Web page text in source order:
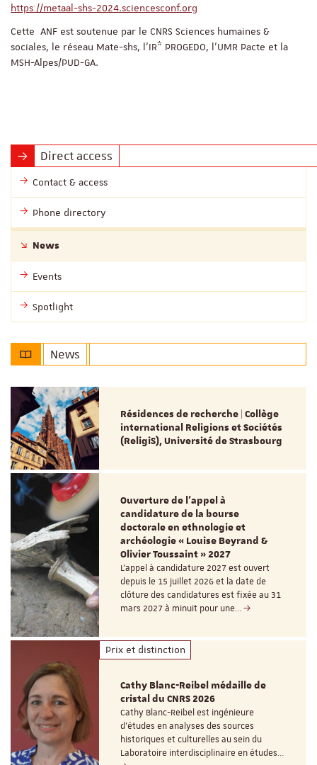
https://metaal-shs-2024.sciencesconf.org
Cette ANF est soutenue par le CNRS Sciences humaines &
sociales, le réseau Mate-shs, l’IR* PROGEDO, l’UMR Pacte et la
MSH-Alpes/PUD-GA.
Direct access
Contact & access
Phone directory
News
Events
Spotlight
News
Résidences de recherche | Collège
international Religions et Sociétés
(ReligiS), Université de Strasbourg
Ouverture de l'appel à
candidature de la bourse
doctorale en ethnologie et
archéologie « Louise Beyrand &
Olivier Toussaint » 2027
L’appel à candidature 2027 est ouvert
depuis le 15 juillet 2026 et la date de
clôture des candidatures est fixée au 31
mars 2027 à minuit pour une…
Prix et distinction
Cathy Blanc-Reibel médaille de
cristal du CNRS 2026
Cathy Blanc-Reibel est ingénieure
d’études en analyses des sources
historiques et culturelles au sein du
Laboratoire interdisciplinaire en études…